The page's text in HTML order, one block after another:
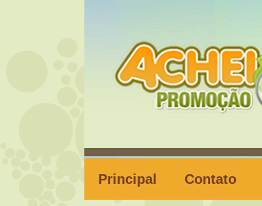
Principal Contato